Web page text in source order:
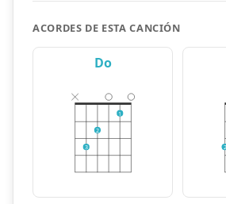
ACORDES DE ESTA CANCIÓN
Do
3
2
1
2